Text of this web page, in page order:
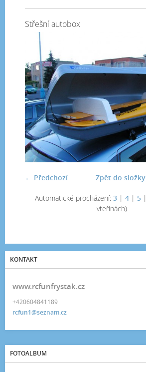
Střešní autobox
← Předchozí Zpět do složky
Automatické procházení: 3 | 4 | 5 |
vteřinách)
KONTAKT
www.rcfunfrystak.cz
+420604841189
rcfun1@seznam.cz
FOTOALBUM